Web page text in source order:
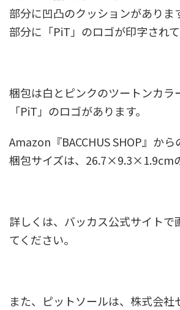
部分に凹凸のクッションがありま
部分に「PiT」のロゴが印字されて
梱包は白とピンクのツートンカラ
「PiT」のロゴがあります。
Amazon『BACCHUS SHOP』から
梱包サイズは、26.7×9.3×1.9cm
詳しくは、バッカス公式サイトで
てください。
また、ピットソールは、株式会社